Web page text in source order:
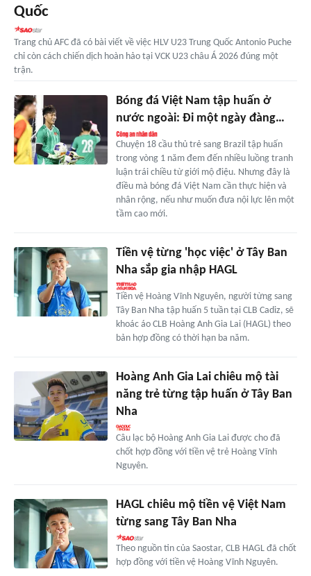
Quốc
Trang chủ AFC đã có bài viết về việc HLV U23 Trung Quốc Antonio Puche
chỉ còn cách chiến dịch hoàn hảo tại VCK U23 châu Á 2026 đúng một
trận.
Bóng đá Việt Nam tập huấn ở
nước ngoài: Đi một ngày đàng…
Chuyện 18 cầu thủ trẻ sang Brazil tập huấn
trong vòng 1 năm đem đến nhiều luồng tranh
luận trái chiều từ giới mộ điệu. Nhưng đây là
điều mà bóng đá Việt Nam cần thực hiện và
nhân rộng, nếu như muốn đưa nội lực lên một
tầm cao mới.
Tiền vệ từng 'học việc' ở Tây Ban
Nha sắp gia nhập HAGL
Tiền vệ Hoàng Vĩnh Nguyên, người từng sang
Tây Ban Nha tập huấn 5 tuần tại CLB Cadiz, sẽ
khoác áo CLB Hoàng Anh Gia Lai (HAGL) theo
bản hợp đồng có thời hạn ba năm.
Hoàng Anh Gia Lai chiêu mộ tài
năng trẻ từng tập huấn ở Tây Ban
Nha
Câu lạc bộ Hoàng Anh Gia Lai được cho đã
chốt hợp đồng với tiền vệ trẻ Hoàng Vĩnh
Nguyên.
HAGL chiêu mộ tiền vệ Việt Nam
từng sang Tây Ban Nha
Theo nguồn tin của Saostar, CLB HAGL đã chốt
hợp đồng với tiền vệ Hoàng Vĩnh Nguyên.